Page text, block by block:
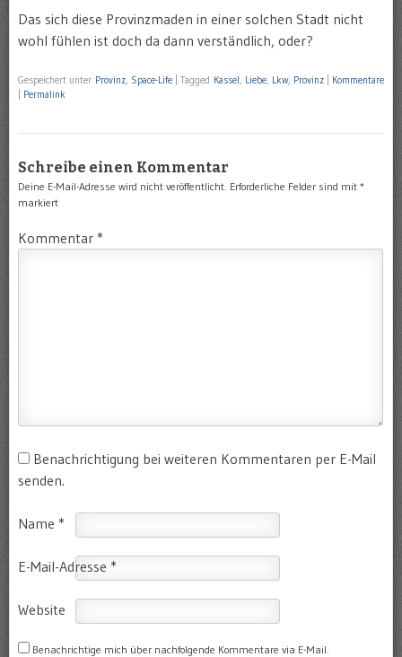
Das sich diese Provinzmaden in einer solchen Stadt nicht
wohl fühlen ist doch da dann verständlich, oder?
Gespeichert unter Provinz, Space-Life Tagged Kassel, Liebe, Lkw, Provinz
Kommentare
Permalink
Schreibe einen Kommentar
Deine E-Mail-Adresse wird nicht veröffentlicht. Erforderliche Felder sind mit *
markiert
Kommentar *
Benachrichtigung bei weiteren Kommentaren per E-Mail
senden.
Name *
E-Mail-Adresse *
Website
Benachrichtige mich über nachfolgende Kommentare via E-Mail.